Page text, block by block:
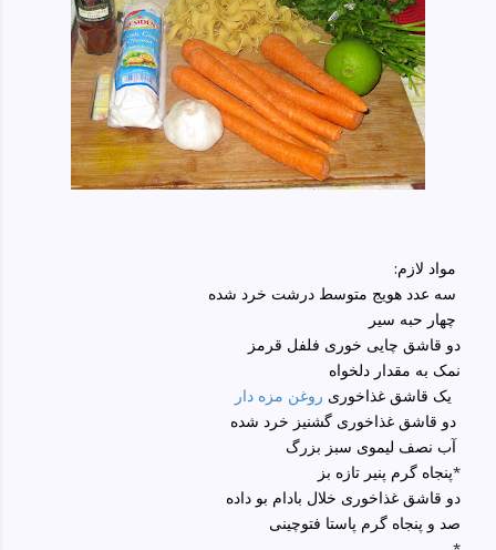
دو قاشق چایی خوری فلفل قرمز
نمک به مقدار دلخواه
یک قاشق غذاخوری روغن مزه دار
پنجاه گرم پنیر تازه بز*
دو قاشق غذاخوری خلال بادام بو داده
صد و پنجاه گرم پاستا فتوچینی